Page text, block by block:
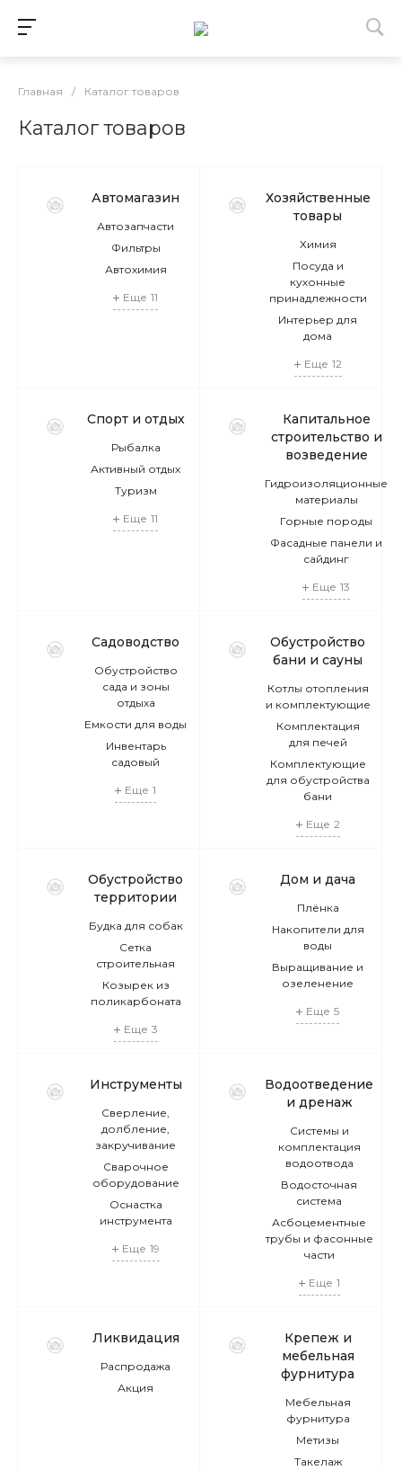
Главная / Каталог товаров
Каталог товаров
Автомагазин
Автозапчасти
Фильтры
Автохимия
Еще 11
Хозяйственные
товары
Химия
Посуда и
кухонные
принадлежности
Интерьер для
дома
Еще 12
Спорт и отдых
Рыбалка
Активный отдых
Туризм
Еще 11
Капитальное
строительство и
возведение
Гидроизоляционные
материалы
Горные породы
Фасадные панели и
сайдинг
Еще 13
Садоводство
Обустройство
сада и зоны
отдыха
Емкости для воды
Инвентарь
садовый
Еще 1
Обустройство
бани и сауны
Котлы отопления
и комплектующие
Комплектация
для печей
Комплектующие
для обустройства
бани
Еще 2
Обустройство
территории
Будка для собак
Сетка
строительная
Козырек из
поликарбоната
Еще 3
Дом и дача
Плёнка
Накопители для
воды
Выращивание и
озеленение
Еще 5
Инструменты
Сверление,
долбление,
закручивание
Сварочное
оборудование
Оснастка
инструмента
Еще 19
Водоотведение
и дренаж
Системы и
комплектация
водоотвода
Водосточная
система
Асбоцементные
трубы и фасонные
части
Еще 1
Ликвидация
Распродажа
Акция
Крепеж и
мебельная
фурнитура
Мебельная
фурнитура
Метизы
Такелаж